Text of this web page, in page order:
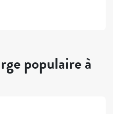
populaire à